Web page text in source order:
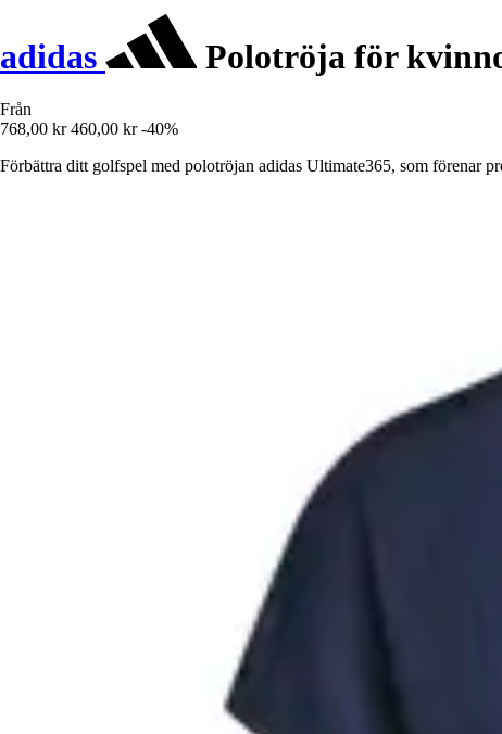
adidas Polotröja för
Från
768,00 kr 460,00 kr -40%
Förbättra ditt golfspel med polotröjan adidas Ultimate365, som förenar